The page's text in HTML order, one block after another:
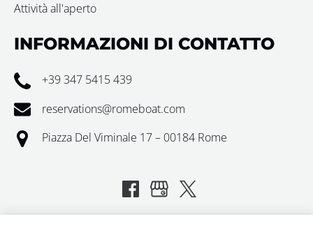
Attività all'aperto
INFORMAZIONI DI CONTATTO
+39 347 5415 439
reservations@romeboat.com
Piazza Del Viminale 17 – 00184 Rome